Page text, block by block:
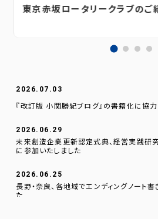
東京赤坂ロータリークラブのご
2026.07.03
『改訂版 小関勝紀ブログ』の書籍化に協
2026.06.29
未来創造企業更新認定式典、経営実践研
に参加いたしました
2026.06.25
長野・奈良、各地域でエンディングノート
た